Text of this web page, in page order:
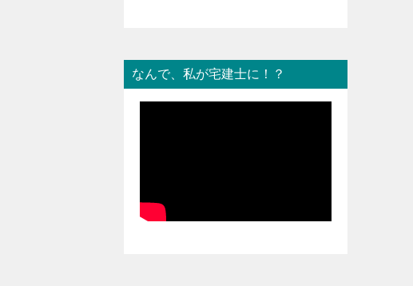
なんで、私が宅建士に！？